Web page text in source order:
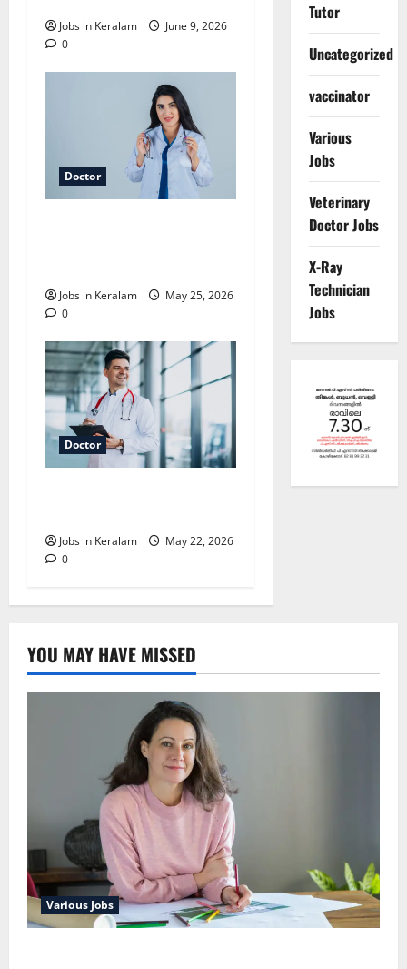
Jobs in Keralam
June 9, 2026
0
Doctor
Jobs in Keralam
May 25, 2026
0
Doctor
Jobs in Keralam
May 22, 2026
0
Tutor
Uncategorized
vaccinator
Various
Jobs
Veterinary
Doctor Jobs
X-Ray
Technician
Jobs
YOU MAY HAVE MISSED
Various Jobs